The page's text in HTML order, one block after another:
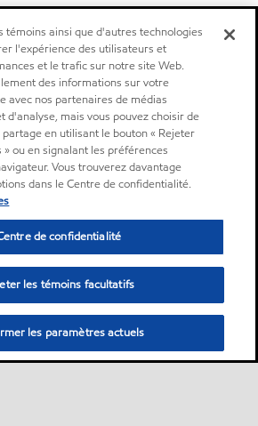
témoins ainsi que d'autres technologies
l'expérience des utilisateurs et
et le trafic sur notre site Web.
des informations sur votre
avec nos partenaires de médias
d'analyse, mais vous pouvez choisir de
en utilisant le bouton « Rejeter
ou en signalant les préférences
Vous trouverez davantage
dans le Centre de confidentialité.
de confidentialité
les témoins facultatifs
les paramètres actuels